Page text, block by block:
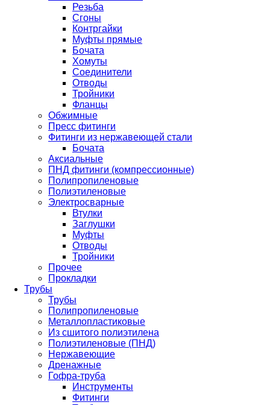
Резьба
Сгоны
Контргайки
Муфты прямые
Бочата
Хомуты
Соединители
Отводы
Тройники
Фланцы
Обжимные
Пресс фитинги
Фитинги из нержавеющей стали
Бочата
Аксиальные
ПНД фитинги (компрессионные)
Полипропиленовые
Полиэтиленовые
Электросварные
Втулки
Заглушки
Муфты
Отводы
Тройники
Прочее
Прокладки
Трубы
Трубы
Полипропиленовые
Металлопластиковые
Из сшитого полиэтилена
Полиэтиленовые (ПНД)
Нержавеющие
Дренажные
Гофра-труба
Инструменты
Фитинги